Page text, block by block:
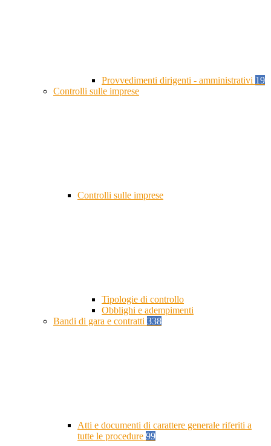
Provvedimenti dirigenti - amministrativi 19
Controlli sulle imprese
Controlli sulle imprese
Tipologie di controllo
Obblighi e adempimenti
Bandi di gara e contratti 338
Atti e documenti di carattere generale riferiti a
tutte le procedure 99